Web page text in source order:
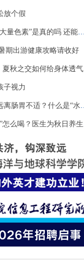
放个假
素”是真的吗 还能不能吃？
期出游健康攻略请收好
夏秋之交如何给身体透气
子视力
适？什么是“水土不服”？一文了解
？医生为秋日养生饮食划重点